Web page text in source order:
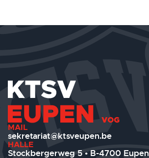
MAIL
sekretariat@ktsveupen.be
HALLE
Stockbergerweg 5 • B-4700 Eupen